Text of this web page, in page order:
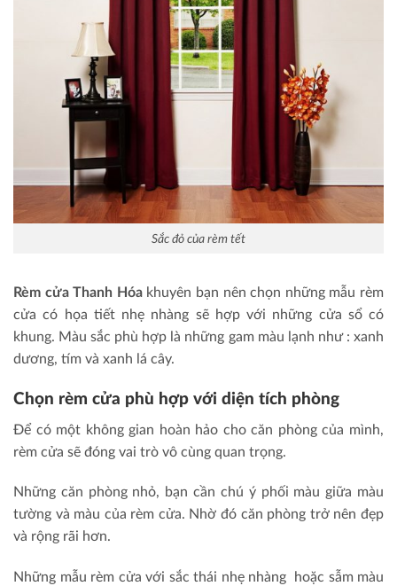
Sắc đỏ của rèm tết
Rèm cửa Thanh Hóakhuyên bạn nên chọn những mẫu rèm
cửa có họa tiết nhẹ nhàng sẽ hợp với những cửa sổ có
khung. Màu sắc phù hợp là những gam màu lạnh như : xanh
dương, tím và xanh lá cây.
Chọn rèm cửa phù hợp với diện tích phòng
Để có một không gian hoàn hảo cho căn phòng của mình,
rèm cửa sẽ đóng vai trò vô cùng quan trọng.
Những căn phòng nhỏ, bạn cần chú ý phối màu giữa màu
tường và màu của rèm cửa. Nhờ đó căn phòng trở nên đẹp
và rộng rãi hơn.
Những mẫu rèm cửa với sắc thái nhẹ nhàng hoặc sẫm màu